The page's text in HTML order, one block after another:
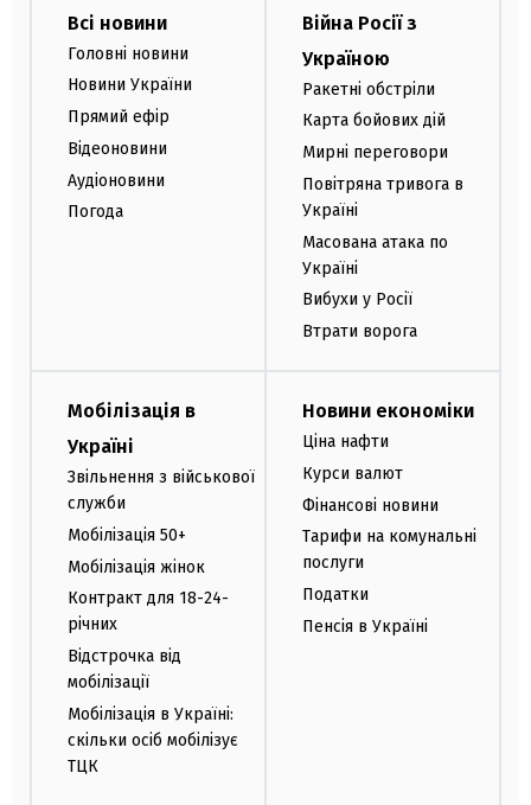
Всі новини
Головні новини
Новини України
Прямий ефір
Відеоновини
Аудіоновини
Погода
Війна Росії з
Україною
Ракетні обстріли
Карта бойових дій
Мирні переговори
Повітряна тривога в
Україні
Масована атака по
Україні
Вибухи у Росії
Втрати ворога
Мобілізація в
Україні
Звільнення з військової
служби
Мобілізація 50+
Мобілізація жінок
Контракт для 18-24-
річних
Відстрочка від
мобілізації
Мобілізація в Україні:
скільки осіб мобілізує
ТЦК
Новини економіки
Ціна нафти
Курси валют
Фінансові новини
Тарифи на комунальні
послуги
Податки
Пенсія в Україні